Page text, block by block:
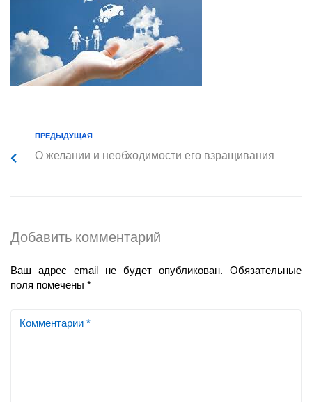
ПРЕДЫДУЩАЯ
О желании и необходимости его взращивания
Добавить комментарий
Ваш адрес email не будет опубликован.
Обязательные
поля помечены *